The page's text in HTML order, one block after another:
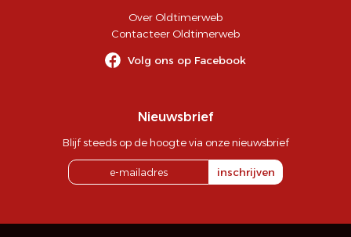
Over Oldtimerweb
Contacteer Oldtimerweb
Volg ons op Facebook
Nieuwsbrief
Blijf steeds op de hoogte via onze nieuwsbrief
inschrijven